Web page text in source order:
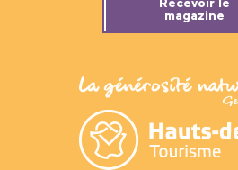
Recevoir le
magazine